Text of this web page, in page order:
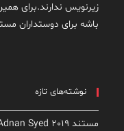
زیرنویس ندارند.برای
باشه برای دوستداران
نوشته‌های تازه
مستند The Case Against Adnan Syed 2019